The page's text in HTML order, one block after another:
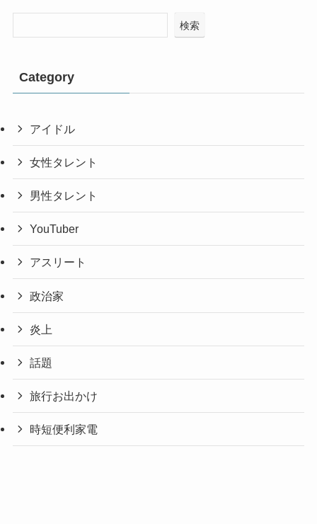
検索
Category
アイドル
女性タレント
男性タレント
YouTuber
アスリート
政治家
炎上
話題
旅行お出かけ
時短便利家電